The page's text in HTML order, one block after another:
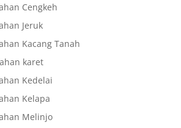
Cengkeh
Jeruk
Kacang Tanah
karet
Kedelai
Kelapa
Melinjo